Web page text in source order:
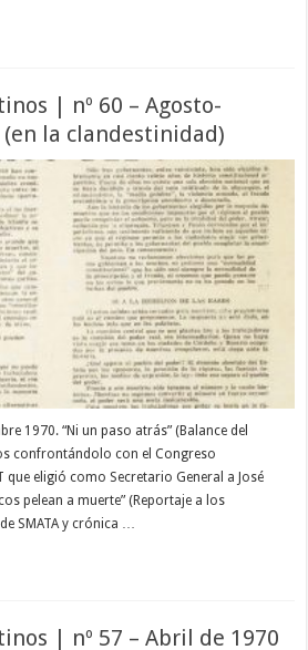
| nº 60 – Agosto-
la clandestinidad)
1970. “Ni un paso atrás” (Balance del
confrontándolo con el Congreso
eligió como Secretario General a José
pelean a muerte” (Reportaje a los
SMATA y crónica …
| nº 57 – Abril de 1970